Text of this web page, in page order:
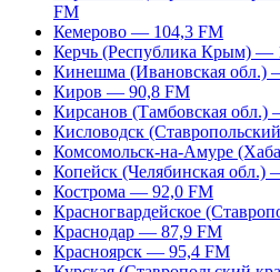
FM
Кемерово — 104,3 FM
Керчь (Республика Крым) —
Кинешма (Ивановская обл.)
Киров — 90,8 FM
Кирсанов (Тамбовская обл.)
Кисловодск
Комсомольск-на-Амуре
Копейск (Челябинская обл.)
Кострома — 92,0 FM
Красногвардейское
Краснодар — 87,9 FM
Красноярск — 95,4 FM